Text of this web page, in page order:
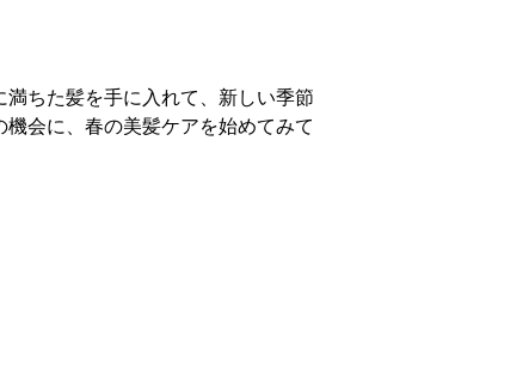
ちた髪を手に入れて、新しい季節
会に、春の美髪ケアを始めてみて